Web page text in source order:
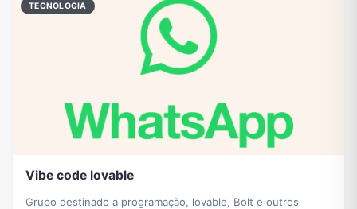
TECNOLOGIA
Vibe code lovable
Grupo destinado a programação, lovable, Bolt e outros